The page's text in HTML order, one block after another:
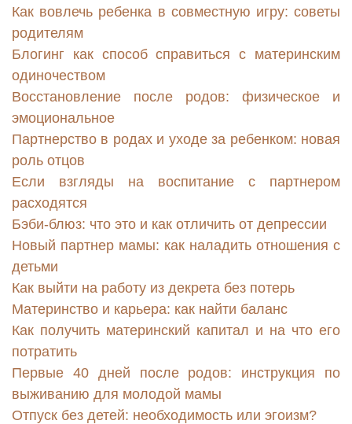
Как вовлечь ребенка в совместную игру: советы
родителям
Блогинг как способ справиться с материнским
одиночеством
Восстановление после родов: физическое и
эмоциональное
Партнерство в родах и уходе за ребенком: новая
роль отцов
Если взгляды на воспитание с партнером
расходятся
Бэби-блюз: что это и как отличить от депрессии
Новый партнер мамы: как наладить отношения с
детьми
Как выйти на работу из декрета без потерь
Материнство и карьера: как найти баланс
Как получить материнский капитал и на что его
потратить
Первые 40 дней после родов: инструкция по
выживанию для молодой мамы
Отпуск без детей: необходимость или эгоизм?